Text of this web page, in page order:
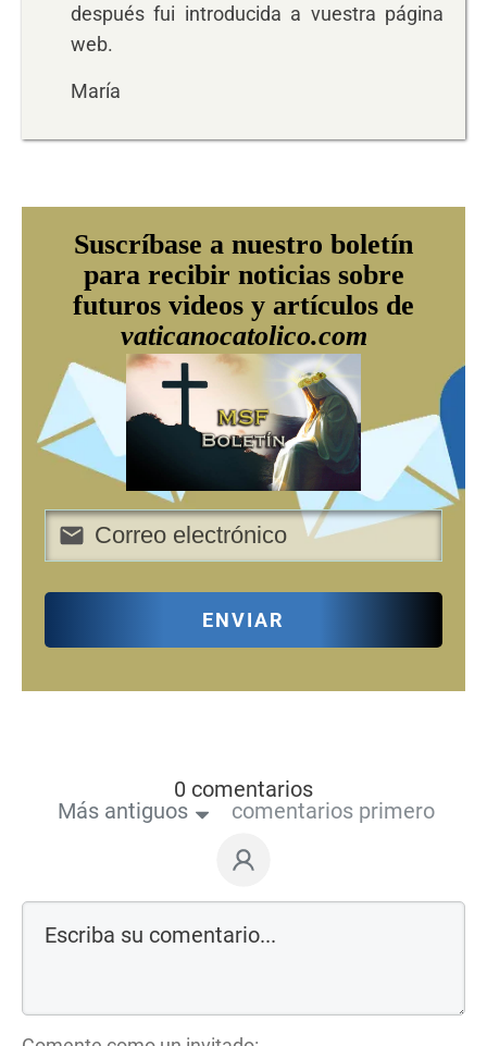
después fui introducida a vuestra página
web.
María
Suscríbase a nuestro boletín
para recibir noticias sobre
futuros videos y artículos de
vaticanocatolico.com
ENVIAR
0 comentarios
Más antiguos
comentarios primero